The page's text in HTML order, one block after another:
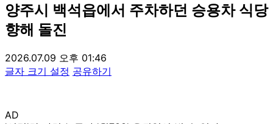
양주시 백석읍에서 주차하던 승용차 식당
향해 돌진
2026.07.09 오후 01:46
글자 크기 설정 공유하기
AD